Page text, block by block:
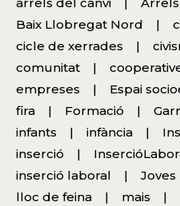
Baix Llobregat Nord
cicle de xerrades
comunitat
empreses
Espai
fira
Formació
infants
infància
inserció
inserció laboral
Joves
lloc de feina
mais